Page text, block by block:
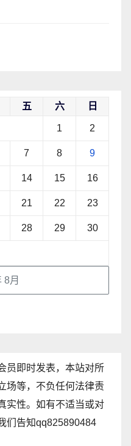
8月
五 六 日
1 2
7 8 9
14 15 16
21 22 23
28 29 30
员即时发表，本站对所
场等，不负任何法律责
实性。如有不适当或对
们告知qq825890484